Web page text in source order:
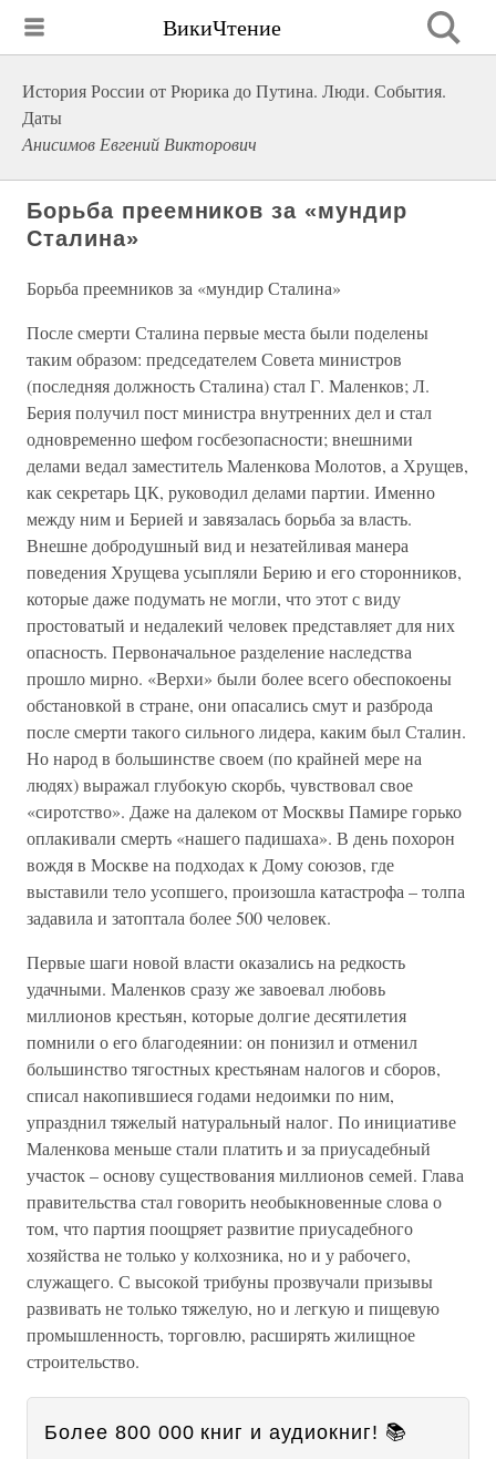
ВикиЧтение
История России от Рюрика до Путина. Люди. События.
Даты
Анисимов Евгений Викторович
Борьба преемников за «мундир
Сталина»
Борьба преемников за «мундир Сталина»
После смерти Сталина первые места были поделены
таким образом: председателем Совета министров
(последняя должность Сталина) стал Г. Маленков; Л.
Берия получил пост министра внутренних дел и стал
одновременно шефом госбезопасности; внешними
делами ведал заместитель Маленкова Молотов, а Хрущев,
как секретарь ЦК, руководил делами партии. Именно
между ним и Берией и завязалась борьба за власть.
Внешне добродушный вид и незатейливая манера
поведения Хрущева усыпляли Берию и его сторонников,
которые даже подумать не могли, что этот с виду
простоватый и недалекий человек представляет для них
опасность. Первоначальное разделение наследства
прошло мирно. «Верхи» были более всего обеспокоены
обстановкой в стране, они опасались смут и разброда
после смерти такого сильного лидера, каким был Сталин.
Но народ в большинстве своем (по крайней мере на
людях) выражал глубокую скорбь, чувствовал свое
«сиротство». Даже на далеком от Москвы Памире горько
оплакивали смерть «нашего падишаха». В день похорон
вождя в Москве на подходах к Дому союзов, где
выставили тело усопшего, произошла катастрофа – толпа
задавила и затоптала более 500 человек.
Первые шаги новой власти оказались на редкость
удачными. Маленков сразу же завоевал любовь
миллионов крестьян, которые долгие десятилетия
помнили о его благодеянии: он понизил и отменил
большинство тягостных крестьянам налогов и сборов,
списал накопившиеся годами недоимки по ним,
упразднил тяжелый натуральный налог. По инициативе
Маленкова меньше стали платить и за приусадебный
участок – основу существования миллионов семей. Глава
правительства стал говорить необыкновенные слова о
том, что партия поощряет развитие приусадебного
хозяйства не только у колхозника, но и у рабочего,
служащего. С высокой трибуны прозвучали призывы
развивать не только тяжелую, но и легкую и пищевую
промышленность, торговлю, расширять жилищное
строительство.
Более 800 000 книг и аудиокниг! 📚